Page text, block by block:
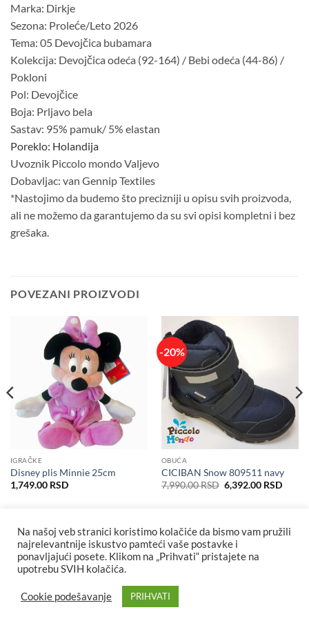
Marka: Dirkje
Sezona: Proleće/Leto 2026
Tema: 05 Devojčica bubamara
Kolekcija: Devojčica odeća (92-164) / Bebi odeća (44-86) /
Pokloni
Pol: Devojčice
Boja: Prljavo bela
Sastav: 95% pamuk/ 5% elastan
Poreklo: Holandija
Uvoznik Piccolo mondo Valjevo
Dobavljac: van Gennip Textiles
*Nastojimo da budemo što precizniji u opisu svih proizvoda,
ali ne možemo da garantujemo da su svi opisi kompletni i bez
grešaka.
POVEZANI PROIZVODI
IGRAČKE
Disney plis Minnie 25cm
1,749.00 RSD
-20%
OBUĆA
CICIBAN Snow 809511 navy
7,990.00RSD Originalna
cena
6,392.00 RSD
Visa MasterCardCash
Maestro
Na našoj veb stranici koristimo kolačiće da bismo vam pružili
najrelevantnije iskustvo pamteći vaše postavke i
ponavljajući posete. Klikom na „Prihvati“ pristajete na
upotrebu SVIH kolačića.
Cookie podešavanje PRIHVATI